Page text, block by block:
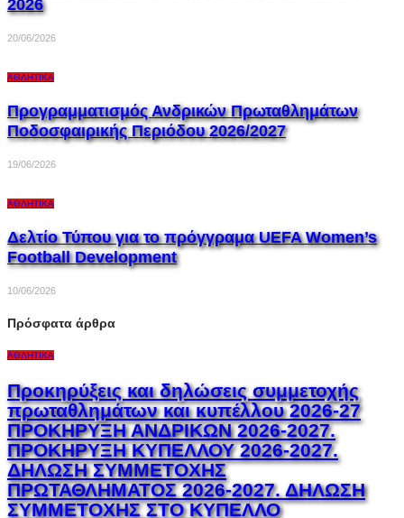
2026
20/06/2026
ΑΘΛΗΤΙΚΆ
Προγραμματισμός Ανδρικών Πρωταθλημάτων
Ποδοσφαιρικής Περιόδου 2026/2027
19/06/2026
ΑΘΛΗΤΙΚΆ
Δελτίο Τύπου για το πρόγγραμα UEFA Women’s
Football Development
10/06/2026
Πρόσφατα άρθρα
ΑΘΛΗΤΙΚΆ
Προκηρύξεις και δηλώσεις συμμετοχής
πρωταθλημάτων και κυπέλλου 2026-27
ΠΡΟΚΗΡΥΞΗ ΑΝΔΡΙΚΩΝ 2026-2027.
ΠΡΟΚΗΡΥΞΗ ΚΥΠΕΛΛΟΥ 2026-2027.
ΔΗΛΩΣΗ ΣΥΜΜΕΤΟΧΗΣ
ΠΡΩΤΑΘΛΗΜΑΤΟΣ 2026-2027. ΔΗΛΩΣΗ
ΣΥΜΜΕΤΟΧΗΣ ΣΤΟ ΚΥΠΕΛΛΟ